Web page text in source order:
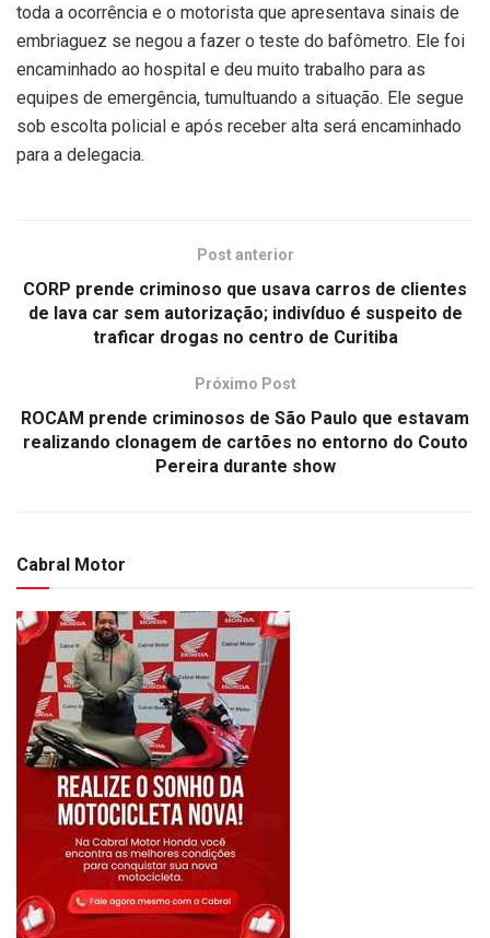
toda a ocorrência e o motorista que apresentava sinais de
embriaguez se negou a fazer o teste do bafômetro. Ele foi
encaminhado ao hospital e deu muito trabalho para as
equipes de emergência, tumultuando a situação. Ele segue
sob escolta policial e após receber alta será encaminhado
para a delegacia.
Post anterior
CORP prende criminoso que usava carros de clientes
de lava car sem autorização; indivíduo é suspeito de
traficar drogas no centro de Curitiba
Próximo Post
ROCAM prende criminosos de São Paulo que estavam
realizando clonagem de cartões no entorno do Couto
Pereira durante show
Cabral Motor